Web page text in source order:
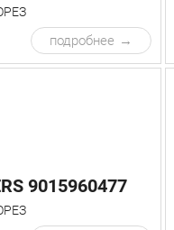
подробнее
9015960477